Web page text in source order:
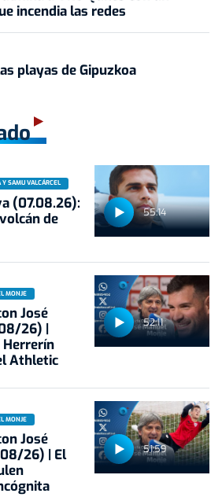
incendia las redes
playas de Gipuzkoa
55:14
SAMU VALCÁRCEL
(07.08.26):
de
52:11
MONJE
José
26) |
Herrerín
Athletic
51:59
MONJE
José
26) | El